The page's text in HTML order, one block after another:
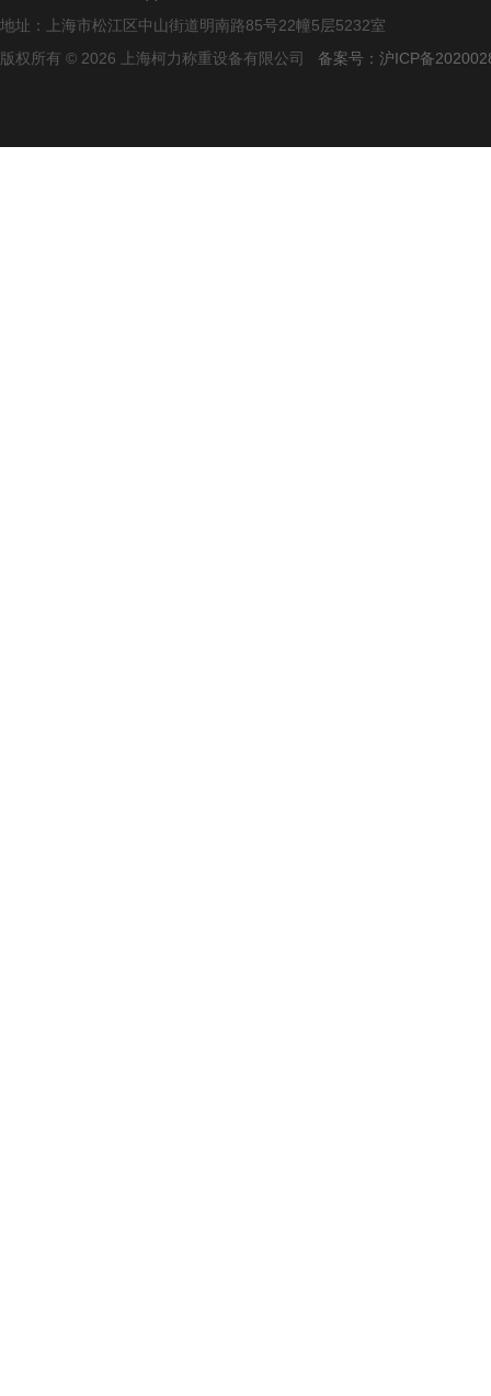
地址：上海市松江区中山街道明南路85号22幢5层5232室
版权所有 © 2026 上海柯力称重设备有限公司 备案号：沪ICP备